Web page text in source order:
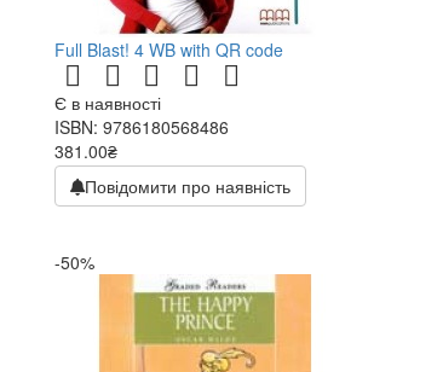
Full Blast! 4 WB with QR code
Є в наявності
ISBN: 9786180568486
381.00₴
Повідомити про наявність
-50%